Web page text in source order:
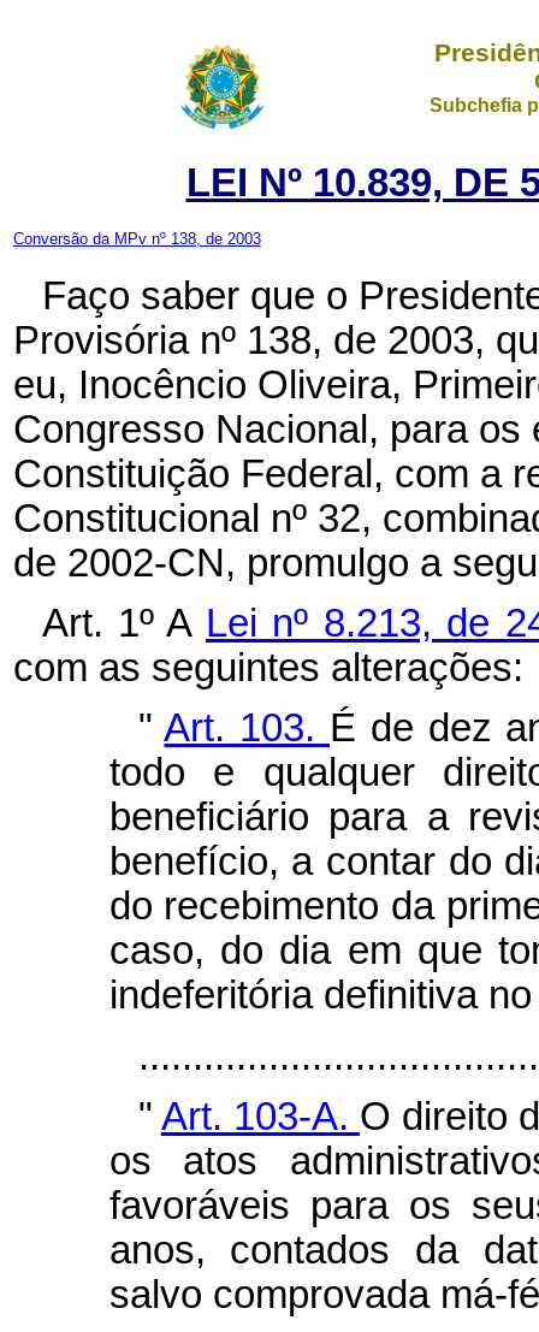
Subchefia
LEI Nº 10.839, DE
Conversão da MPv nº 138, de 2003
Faço saber que o
Provisória nº 138, de 2003,
eu, Inocêncio Oliveira,
Congresso Nacional, para
Constituição Federal, com a
Constitucional nº 32,
de 2002-CN, promulgo a
Art. 1º A Lei nº 8.213, de
com as seguintes alterações:
"Art. 103. É de dez
todo e qualquer
beneficiário para a
benefício, a contar do
do recebimento da
caso, do dia em que
indeferitória definitiva
" Art. 103-A. O direito
os atos
favoráveis para os
anos, contados da
salvo comprovada má-